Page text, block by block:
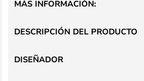
DESCRIPCIÓN DEL PRODUCTO
MÁS INFORMACIÓN:
DISEÑADOR